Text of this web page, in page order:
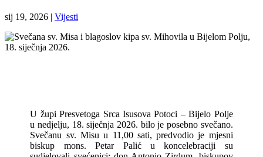
sij 19, 2026 | Vijesti
U župi Presvetoga Srca Isusova Potoci – Bijelo Polje
u nedjelju, 18. siječnja 2026. bilo je posebno svečano.
Svečanu sv. Misu u 11,00 sati, predvodio je mjesni
biskup mons. Petar Palić u koncelebraciji su